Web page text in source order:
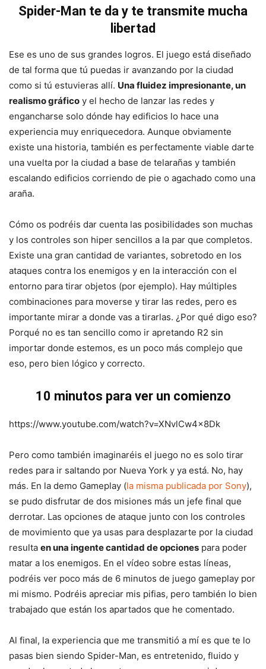
Spider-Man te da y te transmite mucha
libertad
Ese es uno de sus grandes logros. El juego está diseñado
de tal forma que tú puedas ir avanzando por la ciudad
como si tú estuvieras allí. Una fluidez impresionante, un
realismo gráfico y el hecho de lanzar las redes y
engancharse solo dónde hay edificios lo hace una
experiencia muy enriquecedora. Aunque obviamente
existe una historia, también es perfectamente viable darte
una vuelta por la ciudad a base de telarañas y también
escalando edificios corriendo de pie o agachado como una
araña.
Cómo os podréis dar cuenta las posibilidades son muchas
y los controles son hiper sencillos a la par que completos.
Existe una gran cantidad de variantes, sobretodo en los
ataques contra los enemigos y en la interacción con el
entorno para tirar objetos (por ejemplo). Hay múltiples
combinaciones para moverse y tirar las redes, pero es
importante mirar a donde vas a tirarlas. ¿Por qué digo eso?
Porqué no es tan sencillo como ir apretando R2 sin
importar donde estemos, es un poco más complejo que
eso, pero bien lógico y correcto.
10 minutos para ver un comienzo
https://www.youtube.com/watch?v=XNvlCw4x8Dk
Pero como también imaginaréis el juego no es solo tirar
redes para ir saltando por Nueva York y ya está. No, hay
más. En la demo Gameplay (la misma publicada por Sony),
se pudo disfrutar de dos misiones más un jefe final que
derrotar. Las opciones de ataque junto con los controles
de movimiento que ya usas para desplazarte por la ciudad
resulta en una ingente cantidad de opciones para poder
matar a los enemigos. En el vídeo sobre estas líneas,
podréis ver poco más de 6 minutos de juego gameplay por
mi mismo. Podréis apreciar mis pifias, pero también lo bien
trabajado que están los apartados que he comentado.
Al final, la experiencia que me transmitió a mí es que te lo
pasas bien siendo Spider-Man, es entretenido, fluido y